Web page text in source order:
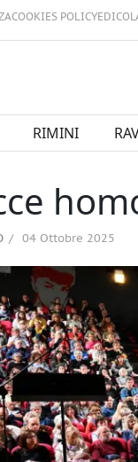
COOKIES POLICY
RIMINI
04 Ottobre 2025